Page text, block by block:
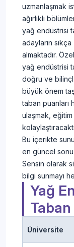
uzmanlaşmak
ağırlıklı
yağ endüstrisi
adayların
almaktadır.
yağ endüstrisi
doğru ve bilinçli
büyük önem
taban puanları
ulaşmak, eğitim
Bu içerikte
en güncel
Sensin olarak
bilgi sunmayı
Yağ
Taban
Üniversite